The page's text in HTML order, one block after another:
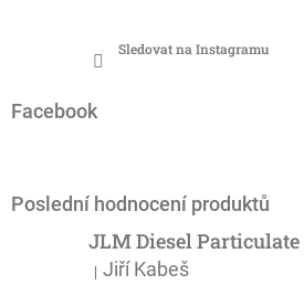
Sledovat na Instagramu
Facebook
Poslední hodnocení produktů
Hodnocení produktu je 5 z 5
| Jiří Kabeš